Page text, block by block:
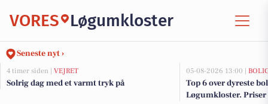
VORES Løgumkloster
Seneste nyt ›
4 timer siden | VEJRET
Solrig dag med et varmt tryk på
05-08-2026 13:00 |
Top 6 over dyreste
Løgumkloster.